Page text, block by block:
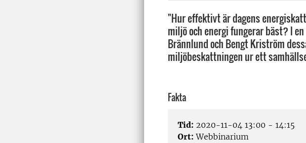
"Hur effektivt är dagens
miljö och energi fungerar bäst? I
Brännlund och Bengt Kriström
miljöbeskattningen ur ett
Fakta
Tid: 2020-11-04 13:00 - 14:15
Ort: Webbinarium